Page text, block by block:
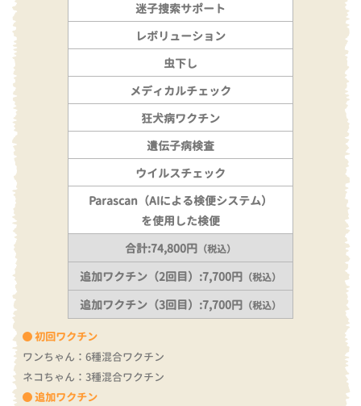
初回ワクチン
ワンちゃん：6種混合ワクチン
ネコちゃん：3種混合ワクチン
追加ワクチン
迷子捜索サポート
レボリューション
虫下し
メディカルチェック
狂犬病ワクチン
遺伝子病検査
ウイルスチェック
Parascan（AIによる検便システム）
を使用した検便
合計:74,800円 （税込）
追加ワクチン（2回目）:7,700円 （税込）
追加ワクチン（3回目）:7,700円 （税込）